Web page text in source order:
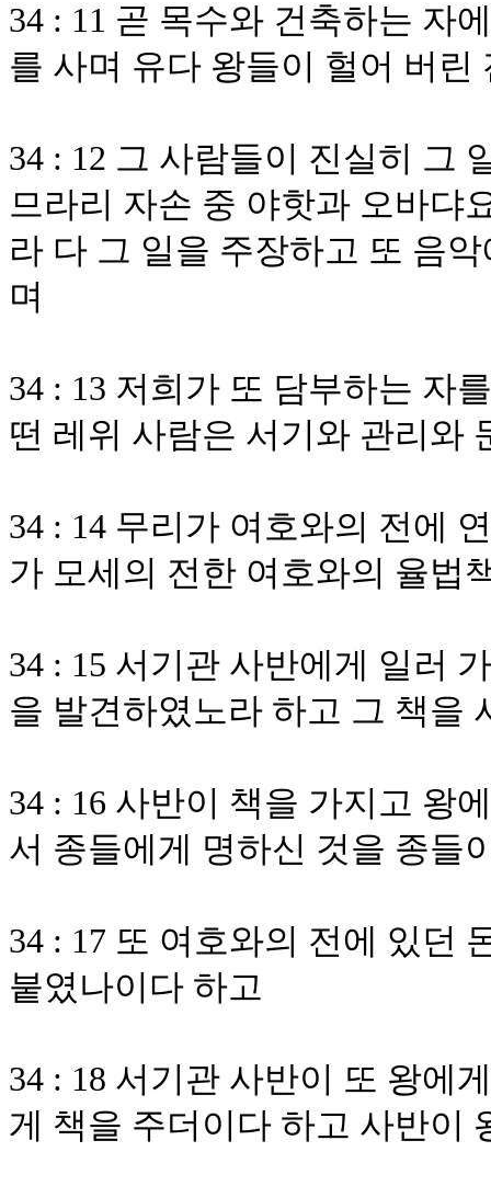
34 : 11 곧 목수와 건축하는 자
를 사며 유다 왕들이 헐어 버
34 : 12 그 사람들이 진실히 그
므라리 자손 중 야핫과 오바댜
라 다 그 일을 주장하고 또 음
며
34 : 13 저희가 또 담부하는 자
떤 레위 사람은 서기와 관리와
34 : 14 무리가 여호와의 전에
가 모세의 전한 여호와의 율법
34 : 15 서기관 사반에게 일러
을 발견하였노라 하고 그 책을
34 : 16 사반이 책을 가지고 왕
서 종들에게 명하신 것을 종들
34 : 17 또 여호와의 전에 있던
붙였나이다 하고
34 : 18 서기관 사반이 또 왕에
게 책을 주더이다 하고 사반이